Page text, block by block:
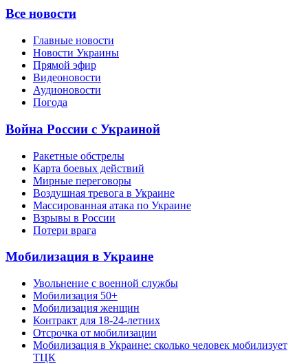
Все новости
Главные новости
Новости Украины
Прямой эфир
Видеоновости
Аудионовости
Погода
Война России с Украиной
Ракетные обстрелы
Карта боевых действий
Мирные переговоры
Воздушная тревога в Украине
Массированная атака по Украине
Взрывы в России
Потери врага
Мобилизация в Украине
Увольнение с военной службы
Мобилизация 50+
Мобилизация женщин
Контракт для 18-24-летних
Отсрочка от мобилизации
Мобилизация в Украине: сколько человек мобилизует
ТЦК